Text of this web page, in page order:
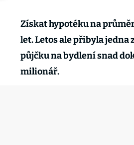
Získat hypotéku na
let. Letos ale přibyla jedna
půjčku na bydlení snad
milionář.